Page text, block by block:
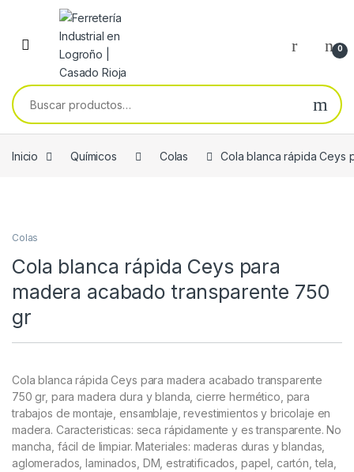
Skip to navigation
Skip to content
0
Buscar por:
Inicio Químicos Colas Cola blanca rápida Ceys
Colas
Cola blanca rápida Ceys para
madera acabado transparente 750
gr
Cola blanca rápida Ceys para madera acabado transparente
750 gr, para madera dura y blanda, cierre hermético, para
trabajos de montaje, ensamblaje, revestimientos y bricolaje en
madera. Caracteristicas: seca rápidamente y es transparente. No
mancha, fácil de limpiar. Materiales: maderas duras y blandas,
aglomerados, laminados, DM, estratificados, papel, cartón, tela,